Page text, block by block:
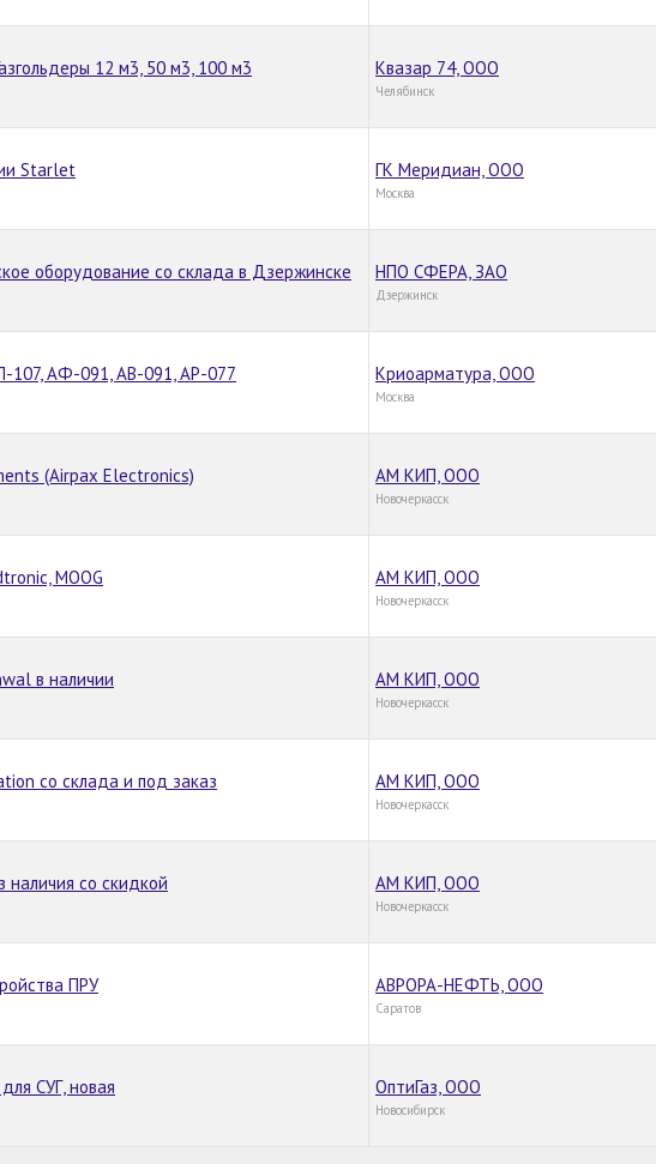
12 м3, 50 м3, 100 м3 Квазар 74, ООО
Челябинск
Starlet ГК Меридиан, ООО
Москва
оборудование со склада в Дзержинске НПО СФЕРА, ЗАО
Дзержинск
107, АФ-091, АВ-091, АР-077 Криоарматура, ООО
Москва
(Airpax Electronics) АМ КИП, ООО
Новочеркасск
MOOG АМ КИП, ООО
Новочеркасск
в наличии АМ КИП, ООО
Новочеркасск
со склада и под заказ АМ КИП, ООО
Новочеркасск
со скидкой АМ КИП, ООО
Новочеркасск
ПРУ АВРОРА-НЕФТЬ, ООО
Саратов
СУГ, новая ОптиГаз, ООО
Новосибирск